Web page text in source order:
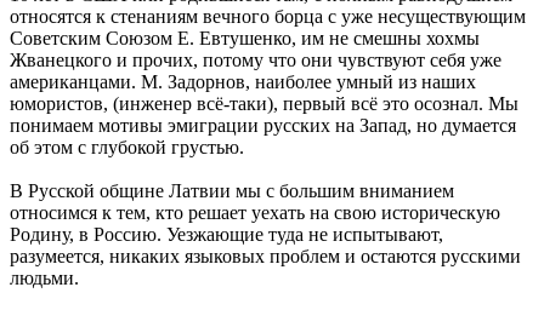
относятся к стенаниям вечного борца с уже несуществующим
Советским Союзом Е. Евтушенко, им не смешны хохмы
Жванецкого и прочих, потому что они чувствуют себя уже
американцами. М. Задорнов, наиболее умный из наших
юмористов, (инженер всё-таки), первый всё это осознал. Мы
понимаем мотивы эмиграции русских на Запад, но думается
об этом с глубокой грустью.
В Русской общине Латвии мы с большим вниманием
относимся к тем, кто решает уехать на свою историческую
Родину, в Россию. Уезжающие туда не испытывают,
разумеется, никаких языковых проблем и остаются русскими
людьми.